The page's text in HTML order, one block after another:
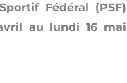
Fédéral (PSF)
au lundi 16 mai